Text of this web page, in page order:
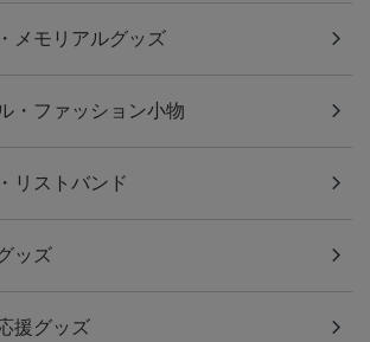
メモリアルグッズ
・ファッション小物
リストバンド
ッズ
援グッズ